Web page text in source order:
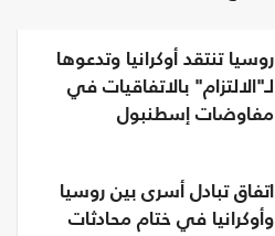
روسيا تنتقد أوكرانيا وتدعوها
لـ"الالتزام" بالاتفاقيات في
مفاوضات إسطنبول
اتفاق تبادل أسرى بين روسيا
وأوكرانيا في ختام محادثات